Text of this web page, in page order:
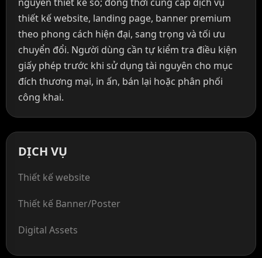
thiết kế website, landing page, banner premium
theo phong cách hiện đại, sang trọng và tối ưu
chuyển đổi. Người dùng cần tự kiểm tra điều kiện
giấy phép trước khi sử dụng tài nguyên cho mục
đích thương mại, in ấn, bán lại hoặc phân phối
công khai.
DỊCH VỤ
Thiết kế website
Thiết kế Banner/Poster
Digital Assets